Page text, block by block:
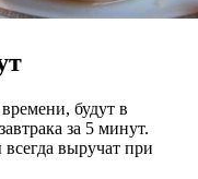
будут в
за 5 минут.
выручат при